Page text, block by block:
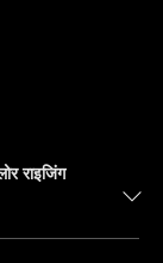
राइजिंग